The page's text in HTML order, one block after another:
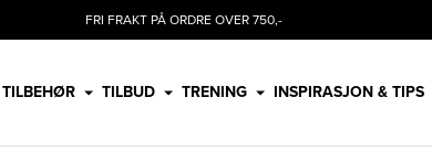
FRI FRAKT PÅ ORDRE OVER 750,-
TILBEHØR TILBUD TRENING INSPIRASJON & TIPS